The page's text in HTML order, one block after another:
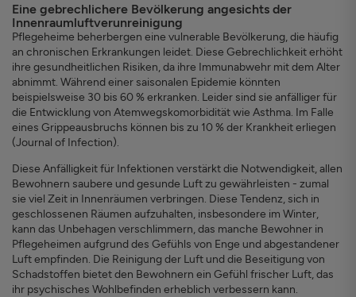
Eine gebrechlichere Bevölkerung angesichts der
Innenraumluftverunreinigung
Pflegeheime beherbergen eine vulnerable Bevölkerung, die häufig
an chronischen Erkrankungen leidet. Diese Gebrechlichkeit erhöht
ihre gesundheitlichen Risiken, da ihre Immunabwehr mit dem Alter
abnimmt. Während einer saisonalen Epidemie könnten
beispielsweise 30 bis 60 % erkranken. Leider sind sie anfälliger für
die Entwicklung von Atemwegskomorbidität wie Asthma. Im Falle
eines Grippeausbruchs können bis zu 10 % der Krankheit erliegen
(Journal of Infection).
Diese Anfälligkeit für Infektionen verstärkt die Notwendigkeit, allen
Bewohnern saubere und gesunde Luft zu gewährleisten - zumal
sie viel Zeit in Innenräumen verbringen. Diese Tendenz, sich in
geschlossenen Räumen aufzuhalten, insbesondere im Winter,
kann das Unbehagen verschlimmern, das manche Bewohner in
Pflegeheimen aufgrund des Gefühls von Enge und abgestandener
Luft empfinden. Die Reinigung der Luft und die Beseitigung von
Schadstoffen bietet den Bewohnern ein Gefühl frischer Luft, das
ihr psychisches Wohlbefinden erheblich verbessern kann.